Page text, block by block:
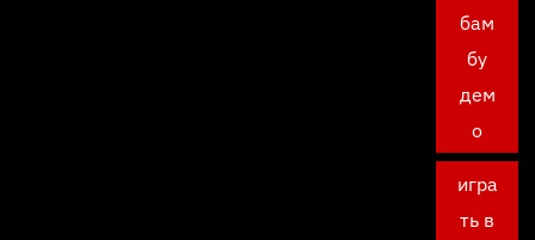
бам
бу
дем
о
игра
ть в